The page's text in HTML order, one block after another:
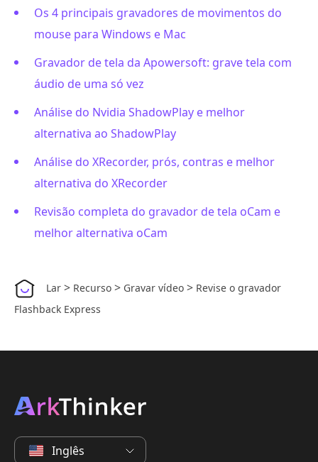
Os 4 principais gravadores de movimentos do
mouse para Windows e Mac
Gravador de tela da Apowersoft: grave tela com
áudio de uma só vez
Análise do Nvidia ShadowPlay e melhor
alternativa ao ShadowPlay
Análise do XRecorder, prós, contras e melhor
alternativa do XRecorder
Revisão completa do gravador de tela oCam e
melhor alternativa oCam
Lar > Recurso > Gravar vídeo > Revise o gravador
Flashback Express
Inglês